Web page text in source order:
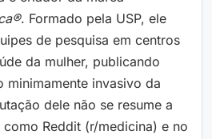
. Formado pela USP, ele
de pesquisa em centros
da mulher, publicando
minimamente invasivo da
dele não se resume a
Reddit (r/medicina) e no